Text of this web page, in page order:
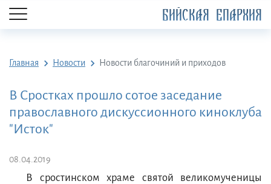
БИЙСКАЯ ЕПАРХИЯ
Главная Новости Новости благочиний и приходов
В Сростках прошло сотое заседание
православного дискуссионного киноклуба
"Исток"
08.04.2019
В сростинском храме святой великомученицы